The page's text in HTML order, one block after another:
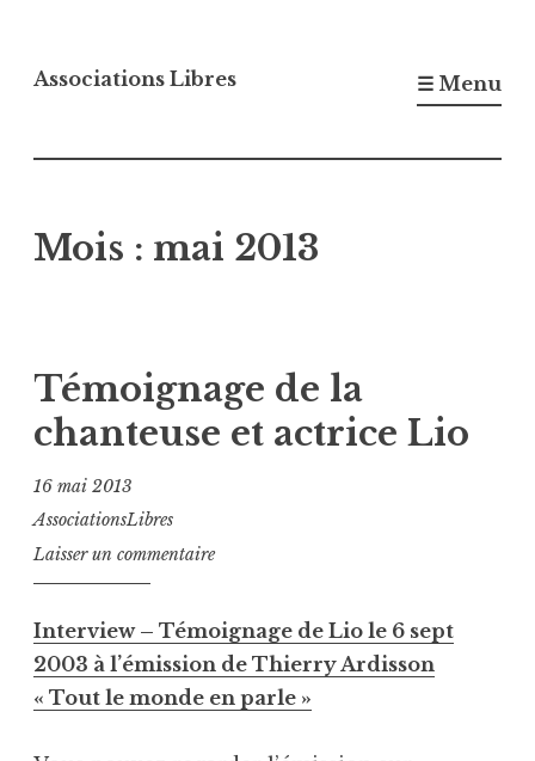
au
Associations Libres ☰ Menu
Mois : mai 2013
Témoignage de la
chanteuse et actrice Lio
16 mai 2013
AssociationsLibres
Laisser un commentaire
Interview – Témoignage de Lio le 6 sept
2003 à l’émission de Thierry Ardisson
« Tout le monde en parle »